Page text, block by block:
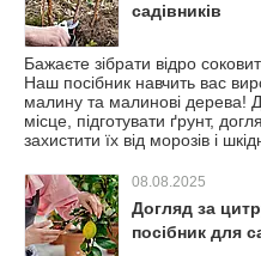
садівників
Бажаєте зібрати відро
Наш посібник навчить вас
малину та малинові дерева!
місце, підготувати ґрунт,
захистити їх від морозів і
08.08.2025
Догляд за
посібник для